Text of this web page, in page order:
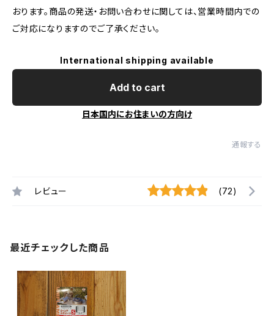
おります。商品の発送・お問い合わせに関しては、営業時間内での
ご対応になりますのでご了承ください。
International shipping available
Add to cart
日本国内にお住まいの方向け
通報する
レビュー (72)
最近チェックした商品